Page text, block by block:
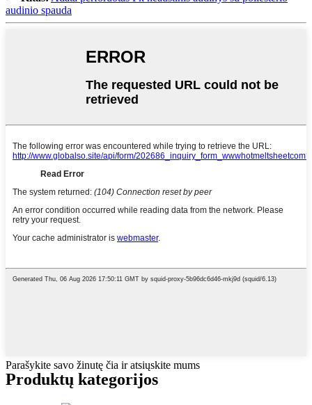
audinio spauda
Parašykite savo žinutę čia ir atsiųskite mums
Produktų kategorijos